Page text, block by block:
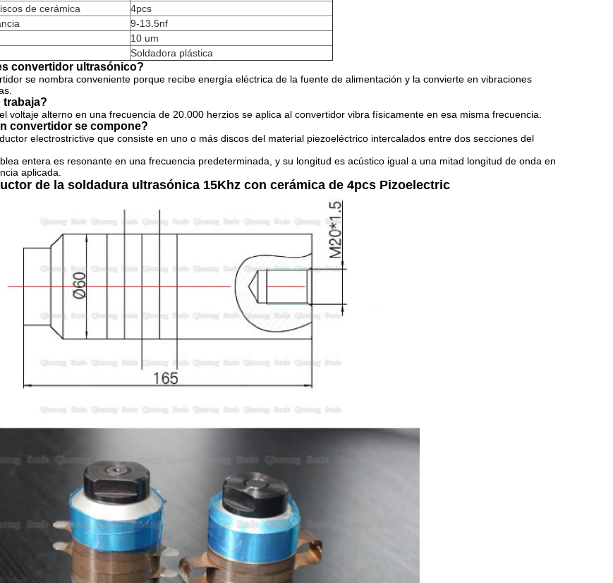
de cerámica
4pcs
9-13.5nf
10 um
Soldadora plástica
convertidor ultrasónico?
se nombra conveniente porque recibe energía eléctrica de la fuente de alimentación y la convierte en vibraciones
trabaja?
voltaje alterno en una frecuencia de 20.000 herzios se aplica al convertidor vibra físicamente en esa misma frecuencia.
convertidor se compone?
electrostrictive que consiste en uno o más discos del material piezoeléctrico intercalados entre dos secciones del
entera es resonante en una frecuencia predeterminada, y su longitud es acústico igual a una mitad longitud de onda en
aplicada.
de la soldadura ultrasónica 15Khz con cerámica de 4pcs Pizoelectric